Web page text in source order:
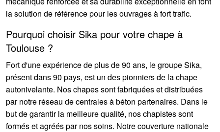
la solution de référence pour les ouvrages à fort trafic.
Pourquoi choisir Sika pour votre chape à
Toulouse ?
Fort d'une expérience de plus de 90 ans, le groupe Sika,
présent dans 90 pays, est un des pionniers de la chape
autonivelante. Nos chapes sont fabriquées et distribuées
par notre réseau de centrales à béton partenaires. Dans le
but de garantir la meilleure qualité, nos chapistes sont
formés et agréés par nos soins. Notre couverture nationale